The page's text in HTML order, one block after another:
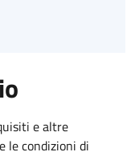
e altre
le condizioni di